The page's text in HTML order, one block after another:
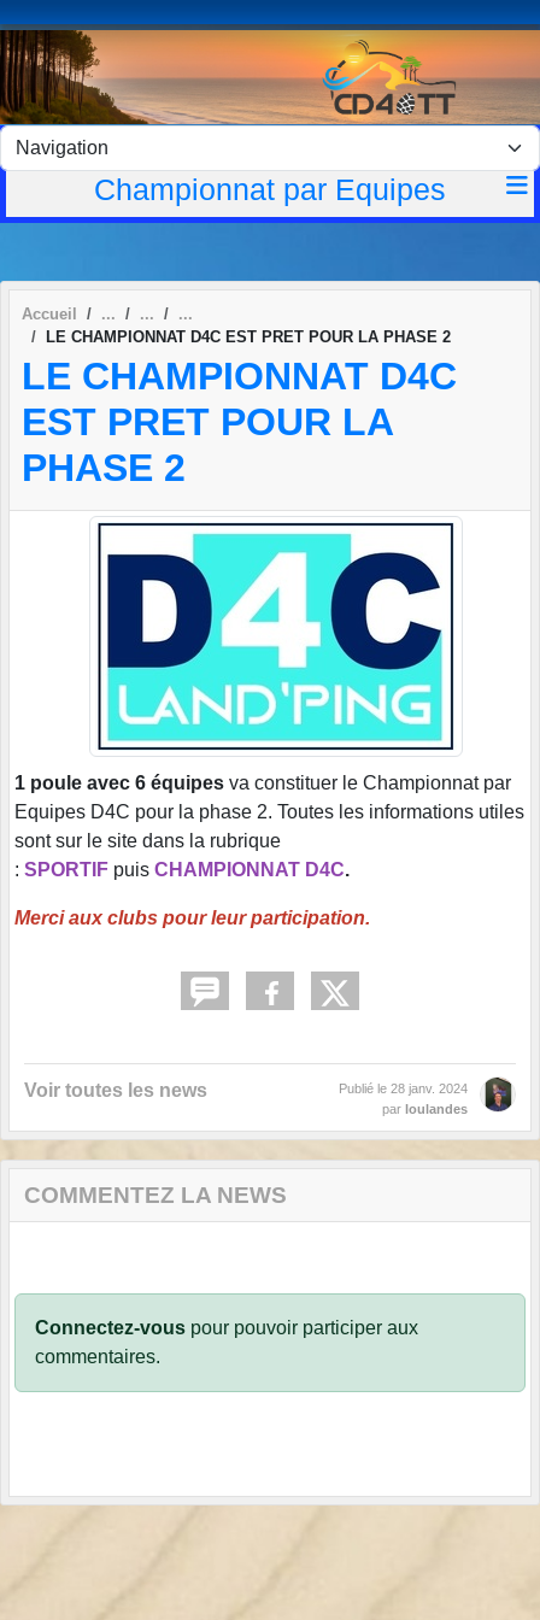
Championnat par Equipes
Accueil
LE CHAMPIONNAT D4C EST PRET POUR LA PHASE 2
LE CHAMPIONNAT D4C
EST PRET POUR LA
PHASE 2
1 poule avec 6 équipes va constituer le Championnat par
Equipes D4C pour la phase 2. Toutes les informations utiles
sont sur le site dans la rubrique
: SPORTIF puis CHAMPIONNAT D4C.
Merci aux clubs pour leur participation.
Voir toutes les news Publié le 28 janv. 2024
par loulandes
COMMENTEZ LA NEWS
Connectez-vous pour pouvoir participer aux
commentaires.